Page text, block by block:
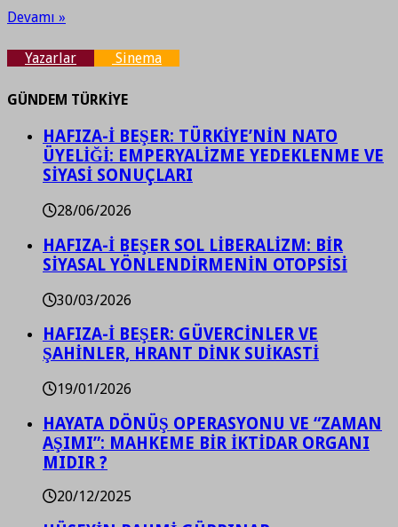
Devamı »
Yazarlar Sinema
GÜNDEM TÜRKİYE
HAFIZA-İ BEŞER: TÜRKİYE’NİN NATO
ÜYELİĞİ: EMPERYALİZME YEDEKLENME VE
SİYASİ SONUÇLARI
28/06/2026
HAFIZA-İ BEŞER SOL LİBERALİZM: BİR
SİYASAL YÖNLENDİRMENİN OTOPSİSİ
30/03/2026
HAFIZA-İ BEŞER: GÜVERCİNLER VE
ŞAHİNLER, HRANT DİNK SUİKASTİ
19/01/2026
HAYATA DÖNÜŞ OPERASYONU VE “ZAMAN
AŞIMI”: MAHKEME BİR İKTİDAR ORGANI
MIDIR ?
20/12/2025